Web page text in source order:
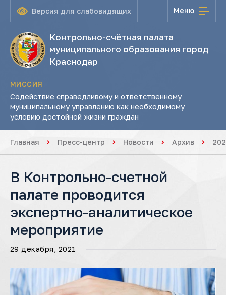
Версия для слабовидящих Меню
Контрольно-счётная палата
муниципального образования город
Краснодар
МИССИЯ
Содействие справедливому и ответственному
муниципальному управлению как необходимому
условию достойной жизни граждан
Главная Пресс-центр Новости Архив
В Контрольно-счетной
палате проводится
экспертно-аналитическое
мероприятие
29 декабря, 2021